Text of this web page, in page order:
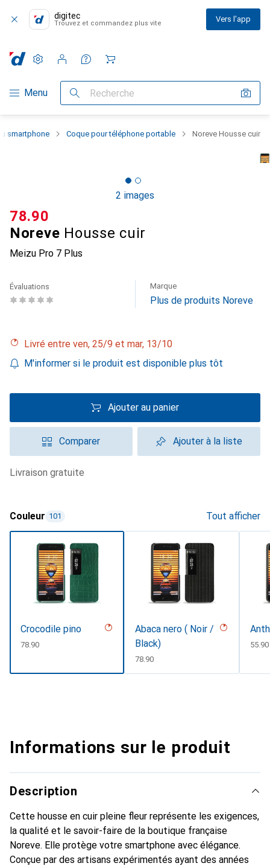
digitec
Trouvez et commandez plus vite Vers l'app
Navigation par catégorie
Menu Recherche
Paramètres
Compte client
Listes de comparaison
Listes d'envies
Panier
smartphone Coque pour téléphone portable Noreve Housse cuir
2 images
Noreve Housse cuir
Meizu Pro 7 Plus
CHF
78.90
Évaluations Marque
Plus de produits Noreve
Livré entre ven, 25/9 et mar, 13/10
M'informer si le produit est disponible plus tôt
Ajouter au panier
Comparer Ajouter à la liste
livraison gratuite
Couleur 101 Tout afficher
Crocodile pino
CHF
78.90
Abaca nero ( Noir /
Black)
CHF
78.90
CHF
55.90
Informations sur le produit
Description
Cette housse en cuir pleine fleur représente les exigences,
la qualité et le savoir-faire de la boutique française
Noreve. Elle protège votre smartphone avec élégance.
Conçue par des artisans expérimentés ayant des années